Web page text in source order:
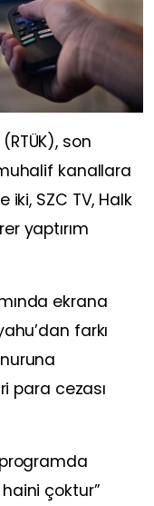
son
kanallara
iki, SZC TV, Halk
yaptırım
ekrana
farkı
para cezası
çoktur”